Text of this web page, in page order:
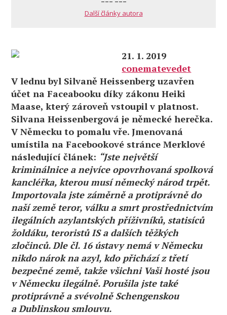
Další články autora
21. 1. 2019
conematevedet
V lednu byl Silvaně Heissenberg uzavřen
účet na Faceabooku díky zákonu Heiki
Maase, který zároveň vstoupil v platnost.
Silvana Heissenbergová je německé herečka.
V Německu to pomalu vře. Jmenovaná
umístila na Facebookové stránce Merklové
následující článek: “Jste největší
kriminálnice a nejvíce opovrhovaná spolková
kancléřka, kterou musí německý národ trpět.
Importovala jste záměrně a protiprávně do
naší země teror, válku a smrt prostřednictvím
ilegálních azylantských příživníků, statisíců
žoldáku, teroristů IS a dalších těžkých
zločinců. Dle čl. 16 ústavy nemá v Německu
nikdo nárok na azyl, kdo přichází z třetí
bezpečné země, takže všichni Vaši hosté jsou
v Německu ilegálně. Porušila jste také
protiprávně a svévolně Schengenskou
a Dublinskou smlouvu.